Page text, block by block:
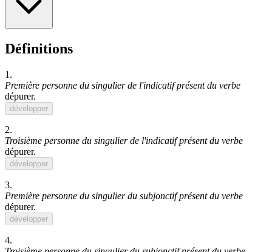
Définitions
1.
Première personne du singulier de l'indicatif présent du verbe
dépurer.
développer
2.
Troisième personne du singulier de l'indicatif présent du verbe
dépurer.
développer
3.
Première personne du singulier du subjonctif présent du verbe
dépurer.
développer
4.